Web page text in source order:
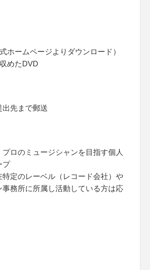
ホームページよりダウンロード）
めたDVD
先まで郵送
ロのミュージシャンを目指す個人
プ
定のレーベル（レコード会社）や
事務所に所属し活動している方は応